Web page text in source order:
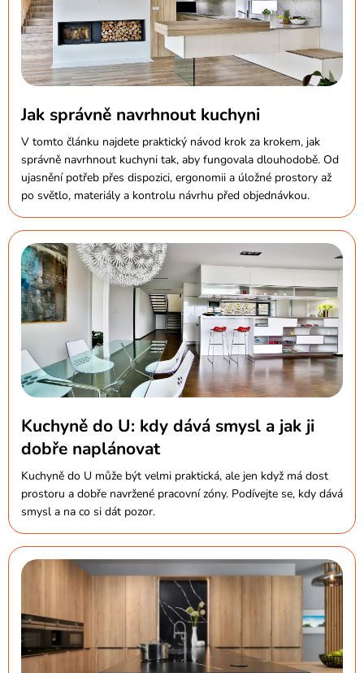
Jak správně navrhnout kuchyni
V tomto článku najdete praktický návod krok za krokem, jak
správně navrhnout kuchyni tak, aby fungovala dlouhodobě. Od
ujasnění potřeb přes dispozici, ergonomii a úložné prostory až
po světlo, materiály a kontrolu návrhu před objednávkou.
Kuchyně do U: kdy dává smysl a jak ji
dobře naplánovat
Kuchyně do U může být velmi praktická, ale jen když má dost
prostoru a dobře navržené pracovní zóny. Podívejte se, kdy dává
smysl a na co si dát pozor.